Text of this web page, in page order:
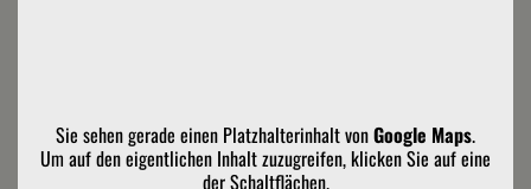
Sie sehen gerade einen Platzhalterinhalt vonGoogle Maps.
Um auf den eigentlichen Inhalt zuzugreifen, klicken Sie auf eine
der Schaltflächen.